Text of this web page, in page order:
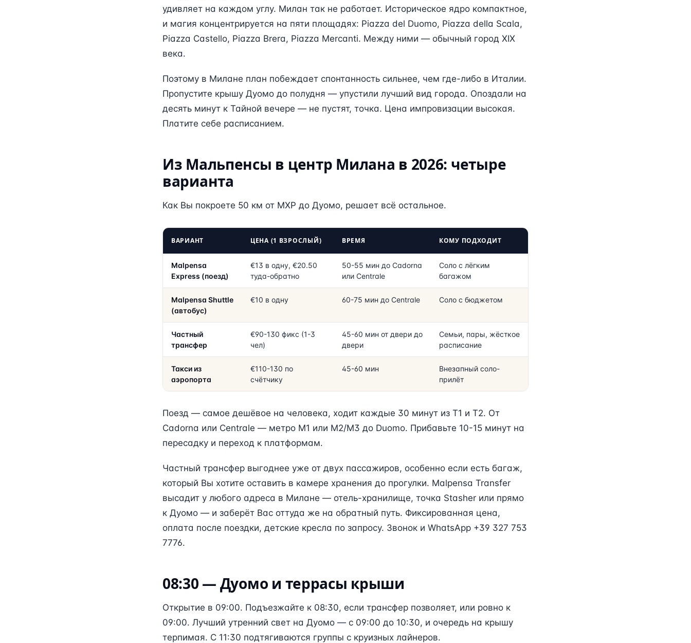
удивляет на каждом углу. Милан так не работает. Историческое ядро компактное,
и магия концентрируется на пяти площадях: Piazza del Duomo, Piazza della Scala,
Piazza Castello, Piazza Brera, Piazza Mercanti. Между ними — обычный город XIX
века.
Поэтому в Милане план побеждает спонтанность сильнее, чем где-либо в Италии.
Пропустите крышу Дуомо до полудня — упустили лучший вид города. Опоздали на
десять минут к Тайной вечере — не пустят, точка. Цена импровизации высокая.
Платите себе расписанием.
Из Мальпенсы в центр Милана в 2026: четыре
варианта
Как Вы покроете 50 км от MXP до Дуомо, решает всё остальное.
ВАРИАНТ ЦЕНА (1 ВЗРОСЛЫЙ) ВРЕМЯ КОМУ ПОДХОДИТ
Malpensa
Express (поезд)
€13 в одну, €20.50
туда-обратно
50-55 мин до Cadorna
или Centrale
Соло с лёгким
багажом
Malpensa Shuttle
(автобус)
€10 в одну 60-75 мин до Centrale Соло с бюджетом
Частный
трансфер
€90-130 фикс (1-3
чел)
45-60 мин от двери до
двери
Семьи, пары, жёсткое
расписание
Такси из
аэропорта
€110-130 по
счётчику
45-60 мин
Внезапный соло-
прилёт
Поезд — самое дешёвое на человека, ходит каждые 30 минут из T1 и T2. От
Cadorna или Centrale — метро M1 или M2/M3 до Duomo. Прибавьте 10-15 минут на
пересадку и переход к платформам.
Частный трансфер выгоднее уже от двух пассажиров, особенно если есть багаж,
который Вы хотите оставить в камере хранения до прогулки. Malpensa Transfer
высадит у любого адреса в Милане — отель-хранилище, точка Stasher или прямо
к Дуомо — и заберёт Вас оттуда же на обратный путь. Фиксированная цена,
оплата после поездки, детские кресла по запросу. Звонок и WhatsApp +39 327 753
7776.
08:30 — Дуомо и террасы крыши
Открытие в 09:00. Подъезжайте к 08:30, если трансфер позволяет, или ровно к
09:00. Лучший утренний свет на Дуомо — с 09:00 до 10:30, и очередь на крышу
терпимая. С 11:30 подтягиваются группы с круизных лайнеров.